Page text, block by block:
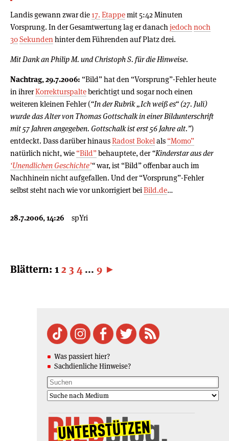
Landis gewann zwar die 17. Etappemit 5:42 Minuten
Vorsprung. In der Gesamtwertung lag er danach jedoch noch
30Sekunden hinter dem Führenden auf Platz drei.
Mit Dank an Philip M. und Christoph S. für die Hinweise.
Nachtrag, 29.7.2006: “Bild” hat den “Vorsprung”-Fehler heute
in ihrerKorrekturspalteberichtigt und sogar noch einen
weiteren kleinen Fehler (“In der Rubrik „Ich weiß es“ (27. Juli)
wurde das Alter von Thomas Gottschalk in einer Bildunterschrift
mit 57 Jahren angegeben. Gottschalk ist erst 56 Jahre alt.”)
entdeckt. Dass darüber hinausRadost Bokel als “Momo”
natürlich nicht, wie “Bild”behauptete, der“Kinderstar aus der
‘Unendlichen Geschichte’“war, ist “Bild” offenbar auch im
Nachhinein nicht aufgefallen. Und der “Vorsprung”-Fehler
selbst steht nach wie vor unkorrigiert bei Bild.de…
28.7.2006, 14:26 spYri
Blättern: 12 3 4 ... 9 ►
Was passiert hier?
Sachdienliche Hinweise?